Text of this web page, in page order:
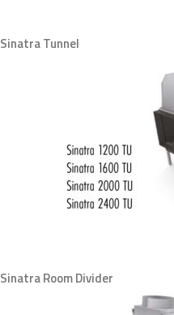
Sinatra Tunnel
Sinatra Room Divider